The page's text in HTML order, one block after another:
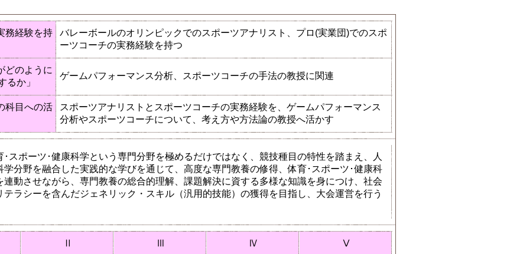
務経験を持
バレーボールのオリンピックでのスポーツアナリスト、プロ(実業団)でのスポ
ーツコーチの実務経験を持つ
どのように
るか」
ゲームパフォーマンス分析、スポーツコーチの手法の教授に関連
科目への活
スポーツアナリストとスポーツコーチの実務経験を、ゲームパフォーマンス
分析やスポーツコーチについて、考え方や方法論の教授へ活かす
･スポーツ･健康科学という専門分野を極めるだけではなく、競技種目の特性を踏まえ、人
学分野を融合した実践的な学びを通じて、高度な専門教養の修得、体育･スポーツ･健康科
連動させながら、専門教養の総合的理解、課題解決に資する多様な知識を身につけ、社会
テラシーを含んだジェネリック・スキル（汎用的技能）の獲得を目指し、大会運営を行う
Ⅱ Ⅲ Ⅳ Ⅴ